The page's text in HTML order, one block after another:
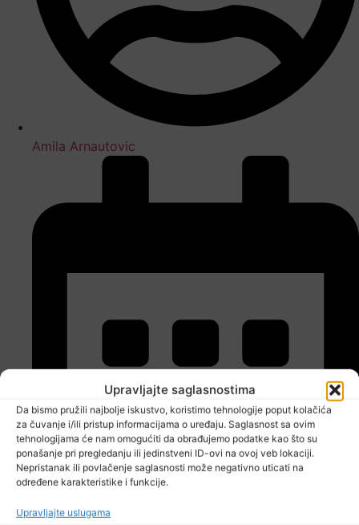
Upravljajte saglasnostima
Da bismo pružili najbolje iskustvo, koristimo tehnologije poput kolačića
za čuvanje i/ili pristup informacijama o uređaju. Saglasnost sa ovim
tehnologijama će nam omogućiti da obrađujemo podatke kao što su
ponašanje pri pregledanju ili jedinstveni ID-ovi na ovoj veb lokaciji.
Nepristanak ili povlačenje saglasnosti može negativno uticati na
određene karakteristike i funkcije.
Upravljajte uslugama
Amila Arnautovic